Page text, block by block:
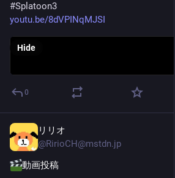
#Splatoon3
youtu.be/8dVPINqMJSI
Hide
0
リリオ
@RirioCH@mstdn.jp
動画投稿